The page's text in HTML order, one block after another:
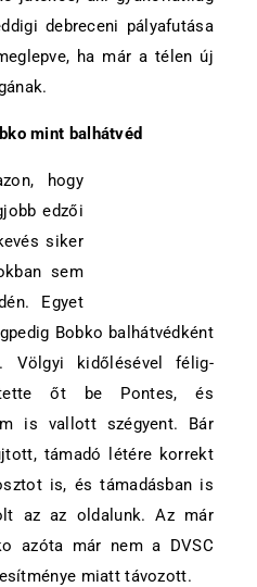
debreceni pályafutása
ha már a télen új
mint balhátvéd
hogy
edzői
siker
sem
Egyet
Bobko balhátvédként
Völgyi kidőlésével félig-
tette őt be Pontes, és
is vallott szégyent. Bár
támadó létére korrekt
is, és támadásban is
az az oldalunk. Az már
azóta már nem a DVSC
miatt távozott.